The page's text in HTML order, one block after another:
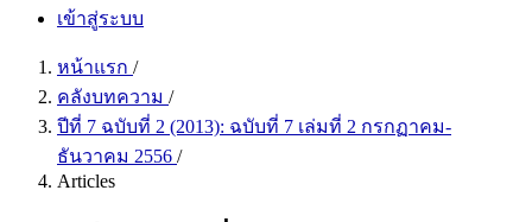
เข้าสู่ระบบ
หน้าแรก /
คลังบทความ /
ปีที่ 7 ฉบับที่ 2 (2013): ฉบับที่ 7 เล่มที่ 2 กรกฏาคม-
ธันวาคม 2556 /
Articles